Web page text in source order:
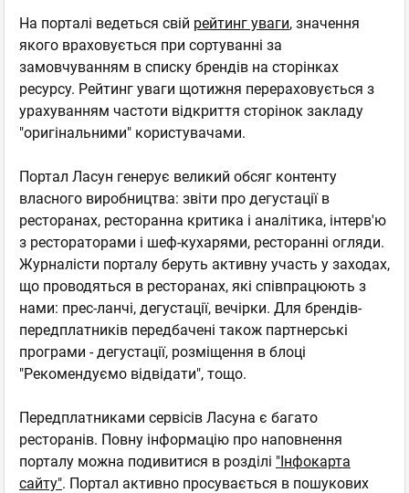
На порталі ведеться свій рейтинг уваги, значення
якого враховується при сортуванні за
замовчуванням в списку брендів на сторінках
ресурсу. Рейтинг уваги щотижня перераховується з
урахуванням частоти відкриття сторінок закладу
"оригінальними" користувачами.
Портал Ласун генерує великий обсяг контенту
власного виробництва: звіти про дегустації в
ресторанах, ресторанна критика і аналітика, інтерв'ю
з рестораторами і шеф-кухарями, ресторанні огляди.
Журналісти порталу беруть активну участь у заходах,
що проводяться в ресторанах, які співпрацюють з
нами: прес-ланчі, дегустації, вечірки. Для брендів-
передплатників передбачені також партнерські
програми - дегустації, розміщення в блоці
"Рекомендуємо відвідати", тощо.
Передплатниками сервісів Ласуна є багато
ресторанів. Повну інформацію про наповнення
порталу можна подивитися в розділі "Інфокарта
сайту". Портал активно просувається в пошукових